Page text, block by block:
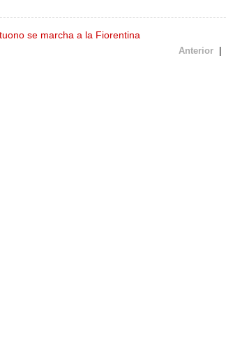
se marcha a la Fiorentina
Anterior